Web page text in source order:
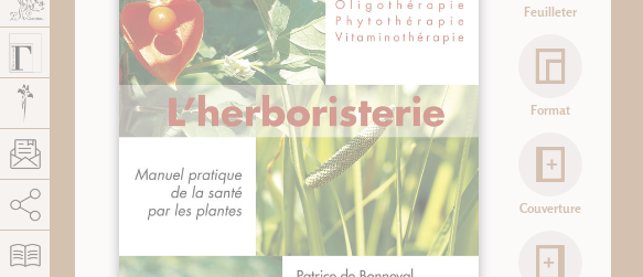
Feuilleter
Format
Couverture
AddThis est désactivé. Autoriser